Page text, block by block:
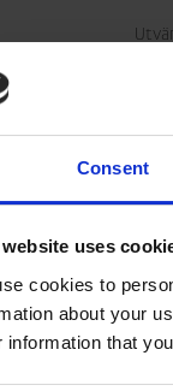
Consent
uses
cookies to
about your
information that
1,87
= -30° C -
som vägledning och
att göra
gällande